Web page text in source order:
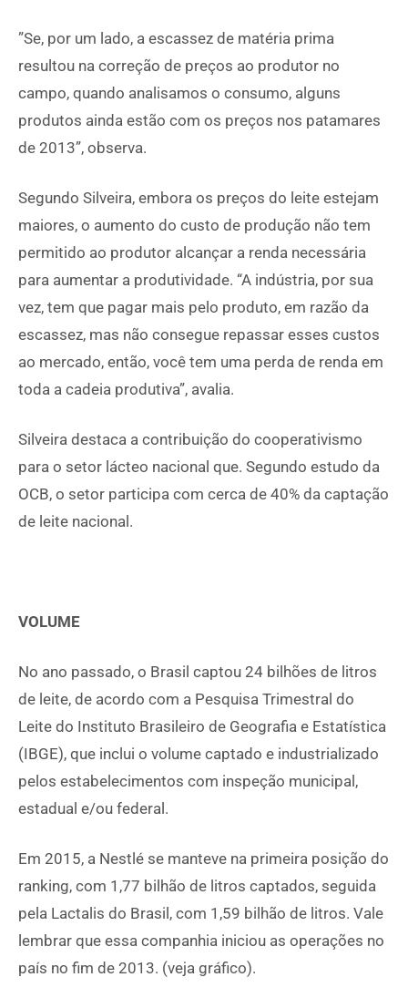
”Se, por um lado, a escassez de matéria prima
resultou na correção de preços ao produtor no
campo, quando analisamos o consumo, alguns
produtos ainda estão com os preços nos patamares
de 2013”, observa.
Segundo Silveira, embora os preços do leite estejam
maiores, o aumento do custo de produção não tem
permitido ao produtor alcançar a renda necessária
para aumentar a produtividade. “A indústria, por sua
vez, tem que pagar mais pelo produto, em razão da
escassez, mas não consegue repassar esses custos
ao mercado, então, você tem uma perda de renda em
toda a cadeia produtiva”, avalia.
Silveira destaca a contribuição do cooperativismo
para o setor lácteo nacional que. Segundo estudo da
OCB, o setor participa com cerca de 40% da captação
de leite nacional.
VOLUME
No ano passado, o Brasil captou 24 bilhões de litros
de leite, de acordo com a Pesquisa Trimestral do
Leite do Instituto Brasileiro de Geografia e Estatística
(IBGE), que inclui o volume captado e industrializado
pelos estabelecimentos com inspeção municipal,
estadual e/ou federal.
Em 2015, a Nestlé se manteve na primeira posição do
ranking, com 1,77 bilhão de litros captados, seguida
pela Lactalis do Brasil, com 1,59 bilhão de litros. Vale
lembrar que essa companhia iniciou as operações no
país no fim de 2013. (veja gráfico).